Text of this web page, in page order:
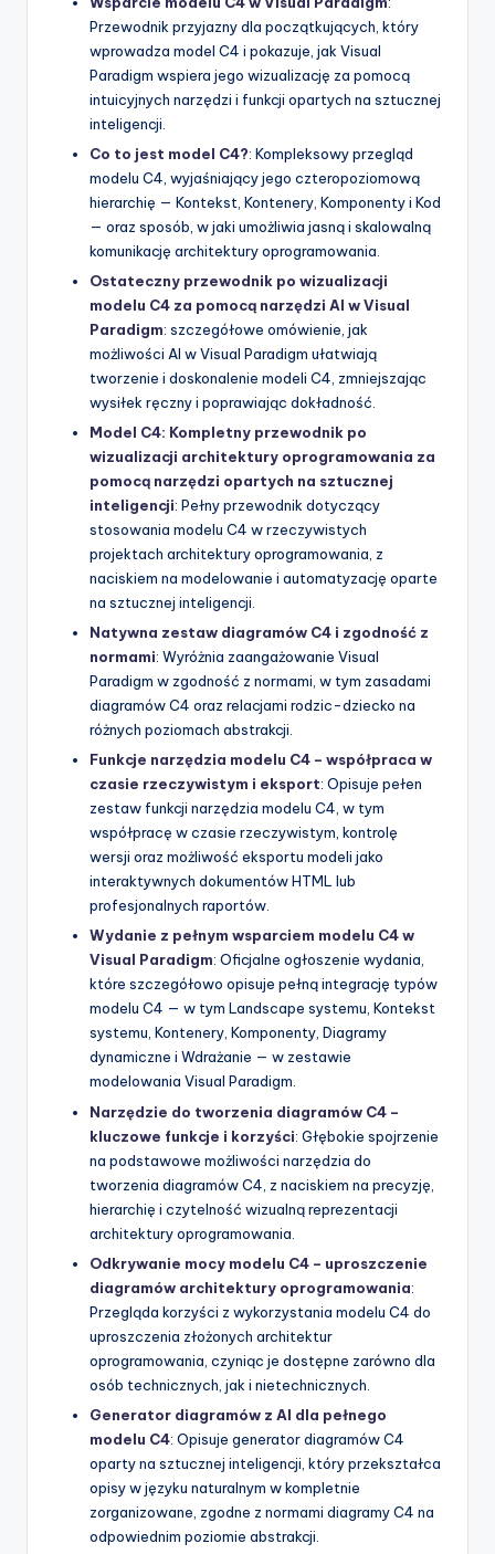
Przewodnik przyjazny dla początkujących, który
wprowadza model C4 i pokazuje, jak Visual
Paradigm wspiera jego wizualizację za pomocą
intuicyjnych narzędzi i funkcji opartych na sztucznej
inteligencji.
Co to jest model C4?: Kompleksowy przegląd
modelu C4, wyjaśniający jego czteropoziomową
hierarchię — Kontekst, Kontenery, Komponenty i Kod
— oraz sposób, w jaki umożliwia jasną i skalowalną
komunikację architektury oprogramowania.
Ostateczny przewodnik po wizualizacji
modelu C4 za pomocą narzędzi AI w Visual
Paradigm: szczegółowe omówienie, jak
możliwości AI w Visual Paradigm ułatwiają
tworzenie i doskonalenie modeli C4, zmniejszając
wysiłek ręczny i poprawiając dokładność.
Model C4: Kompletny przewodnik po
wizualizacji architektury oprogramowania za
pomocą narzędzi opartych na sztucznej
inteligencji: Pełny przewodnik dotyczący
stosowania modelu C4 w rzeczywistych
projektach architektury oprogramowania, z
naciskiem na modelowanie i automatyzację oparte
na sztucznej inteligencji.
Natywna zestaw diagramów C4 i zgodność z
normami: Wyróżnia zaangażowanie Visual
Paradigm w zgodność z normami, w tym zasadami
diagramów C4 oraz relacjami rodzic-dziecko na
różnych poziomach abstrakcji.
Funkcje narzędzia modelu C4 – współpraca w
czasie rzeczywistym i eksport: Opisuje pełen
zestaw funkcji narzędzia modelu C4, w tym
współpracę w czasie rzeczywistym, kontrolę
wersji oraz możliwość eksportu modeli jako
interaktywnych dokumentów HTML lub
profesjonalnych raportów.
Wydanie z pełnym wsparciem modelu C4 w
Visual Paradigm: Oficjalne ogłoszenie wydania,
które szczegółowo opisuje pełną integrację typów
modelu C4 — w tym Landscape systemu, Kontekst
systemu, Kontenery, Komponenty, Diagramy
dynamiczne i Wdrażanie — w zestawie
modelowania Visual Paradigm.
Narzędzie do tworzenia diagramów C4 –
kluczowe funkcje i korzyści: Głębokie spojrzenie
na podstawowe możliwości narzędzia do
tworzenia diagramów C4, z naciskiem na precyzję,
hierarchię i czytelność wizualną reprezentacji
architektury oprogramowania.
Odkrywanie mocy modelu C4 – uproszczenie
diagramów architektury oprogramowania:
Przegląda korzyści z wykorzystania modelu C4 do
uproszczenia złożonych architektur
oprogramowania, czyniąc je dostępne zarówno dla
osób technicznych, jak i nietechnicznych.
Generator diagramów z AI dla pełnego
modelu C4: Opisuje generator diagramów C4
oparty na sztucznej inteligencji, który przekształca
opisy w języku naturalnym w kompletnie
zorganizowane, zgodne z normami diagramy C4 na
odpowiednim poziomie abstrakcji.